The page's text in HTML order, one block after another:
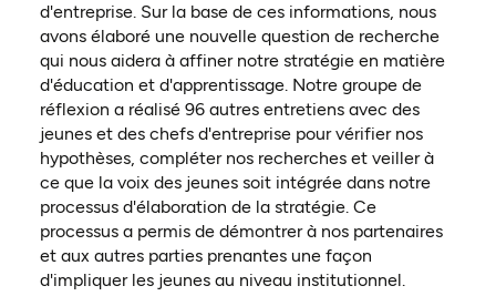
d'entreprise. Sur la base de ces informations, nous
avons élaboré une nouvelle question de recherche
qui nous aidera à affiner notre stratégie en matière
d'éducation et d'apprentissage. Notre groupe de
réflexion a réalisé 96 autres entretiens avec des
jeunes et des chefs d'entreprise pour vérifier nos
hypothèses, compléter nos recherches et veiller à
ce que la voix des jeunes soit intégrée dans notre
processus d'élaboration de la stratégie. Ce
processus a permis de démontrer à nos partenaires
et aux autres parties prenantes une façon
d'impliquer les jeunes au niveau institutionnel.